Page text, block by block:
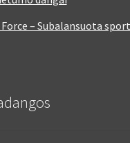
– Subalansuota